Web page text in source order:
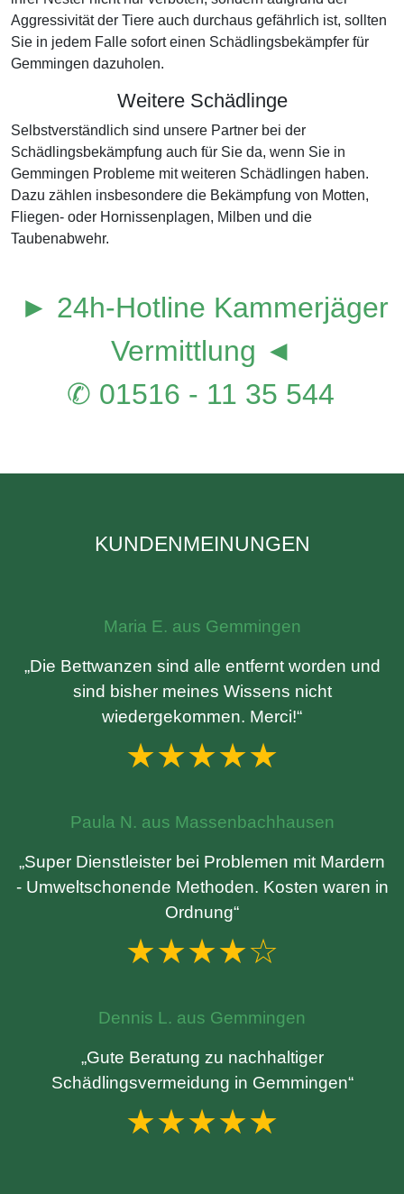
Aggressivität der Tiere auch durchaus gefährlich ist, sollten
Sie in jedem Falle sofort einen Schädlingsbekämpfer für
Gemmingen dazuholen.
Weitere Schädlinge
Selbstverständlich sind unsere Partner bei der
Schädlingsbekämpfung auch für Sie da, wenn Sie in
Gemmingen Probleme mit weiteren Schädlingen haben.
Dazu zählen insbesondere die Bekämpfung von Motten,
Fliegen- oder Hornissenplagen, Milben und die
Taubenabwehr.
► 24h-Hotline Kammerjäger
Vermittlung ◄
✆ 01516 - 11 35 544
KUNDENMEINUNGEN
Maria E. aus Gemmingen
„Die Bettwanzen sind alle entfernt worden und
sind bisher meines Wissens nicht
wiedergekommen. Merci!“
★★★★★
Paula N. aus Massenbachhausen
„Super Dienstleister bei Problemen mit Mardern
- Umweltschonende Methoden. Kosten waren in
Ordnung“
★★★★☆
Dennis L. aus Gemmingen
„Gute Beratung zu nachhaltiger
Schädlingsvermeidung in Gemmingen“
★★★★★